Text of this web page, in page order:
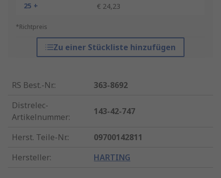
25 +
€ 24,23
*Richtpreis
Zu einer Stückliste hinzufügen
RS Best.-Nr.:
363-8692
Distrelec-
Artikelnummer:
143-42-747
Herst. Teile-Nr.:
09700142811
Hersteller: HARTING